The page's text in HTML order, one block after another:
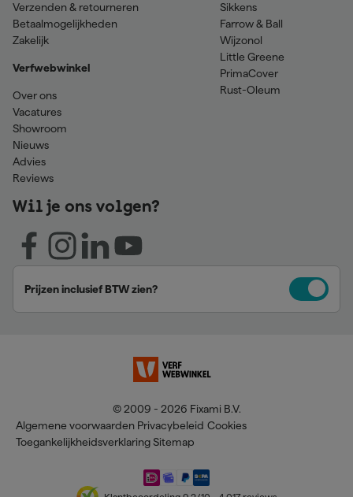
Verzenden & retourneren
Betaalmogelijkheden
Zakelijk
Verfwebwinkel
Over ons
Vacatures
Showroom
Nieuws
Advies
Reviews
Sikkens
Farrow & Ball
Wijzonol
Little Greene
PrimaCover
Rust-Oleum
Wil je ons volgen?
Prijzen inclusief BTW zien?
© 2009 - 2026 Fixami B.V.
Algemene voorwaarden Privacybeleid Cookies
Toegankelijkheidsverklaring Sitemap